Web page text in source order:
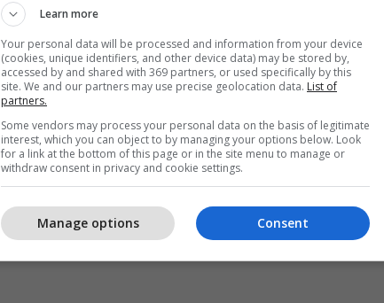
Learn more
Your personal data will be processed and information from your device
(cookies, unique identifiers, and other device data) may be stored by,
accessed by and shared with 369 partners, or used specifically by this
site. We and our partners may use precise geolocation data. List of
partners.
Some vendors may process your personal data on the basis of legitimate
interest, which you can object to by managing your options below. Look
for a link at the bottom of this page or in the site menu to manage or
withdraw consent in privacy and cookie settings.
Consent
Manage options